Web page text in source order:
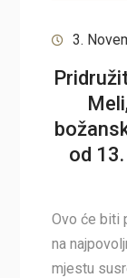
3.
od
Ovo će biti
na
mjestu